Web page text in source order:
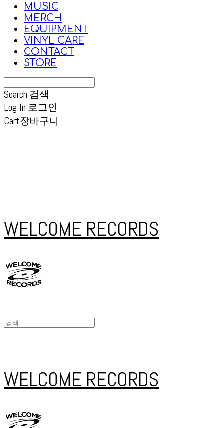
MUSIC
MERCH
EQUIPMENT
VINYL CARE
CONTACT
STORE
Search 검색
Log In 로그인
Cart장바구니
WELCOME RECORDS
WELCOME RECORDS